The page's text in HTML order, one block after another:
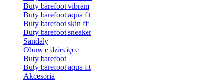
Buty barefoot vibram
Buty barefoot aqua fit
Buty barefoot skin fit
Buty barefoot sneaker
Sandały
Obuwie dziecięce
Buty barefoot
Buty barefoot aqua fit
Akcesoria